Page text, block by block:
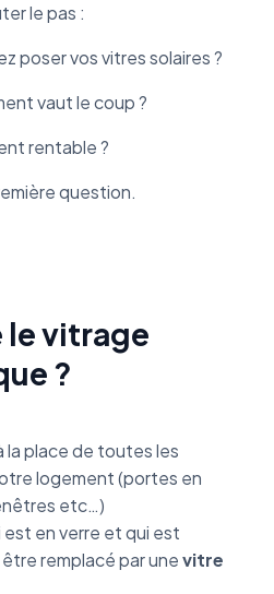
le pas :
poser vos vitres solaires ?
vaut le coup ?
rentable ?
question.
le vitrage
?
la place de toutes les
logement (portes en
etc…)
en verre et qui est
remplacé par unevitre